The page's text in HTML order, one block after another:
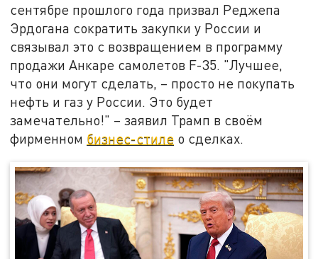
сентябре прошлого года призвал Реджепа
Эрдогана сократить закупки у России и
связывал это с возвращением в программу
продажи Анкаре самолетов F-35. "Лучшее,
что они могут сделать, – просто не покупать
нефть и газ у России. Это будет
замечательно!" – заявил Трамп в своём
фирменном бизнес-стиле о сделках.